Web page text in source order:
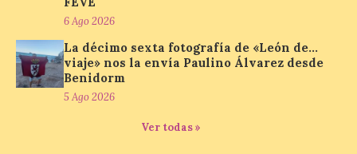
volverá a estar presente
junto al control de firmas
y, como novedad, en el
Leaders Lounge, dos espacios exclusivos
para los ciclistas. El recorrido de La
Vuelta discurrirá junto a 17 […]
6 Ago 2026
La décimo sexta fotografía de «León de…
viaje» nos la envía Paulino Álvarez desde
Benidorm
5 Ago 2026
Ver todas »